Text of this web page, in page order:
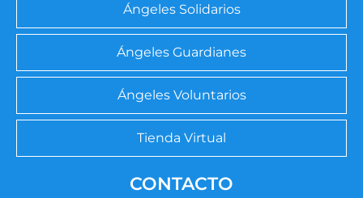
Ángeles Solidarios
Ángeles Guardianes
Ángeles Voluntarios
Tienda Virtual
CONTACTO